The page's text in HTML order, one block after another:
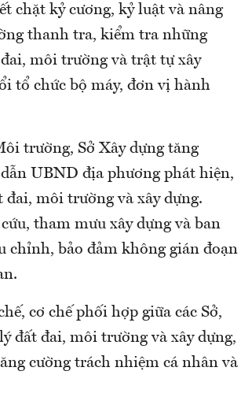
chặt kỷ cương, kỷ luật và nâng
thanh tra, kiểm tra những
môi trường và trật tự xây
tổ chức bộ máy, đơn vị hành
trường, Sở Xây dựng tăng
UBND địa phương phát hiện,
môi trường và xây dựng.
tham mưu xây dựng và ban
chỉnh, bảo đảm không gián đoạn
cơ chế phối hợp giữa các Sở,
đất đai, môi trường và xây dựng,
cường trách nhiệm cá nhân và